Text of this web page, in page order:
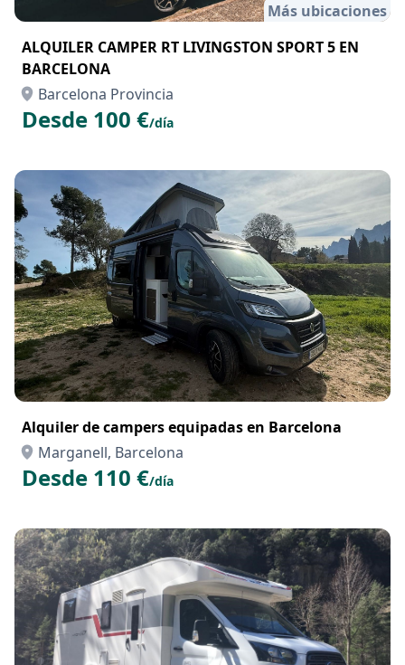
Más ubicaciones
ALQUILER CAMPER RT LIVINGSTON SPORT 5 EN
BARCELONA
Barcelona Provincia
Desde 100 €/día
Alquiler de campers equipadas en Barcelona
Marganell, Barcelona
Desde 110 €/día